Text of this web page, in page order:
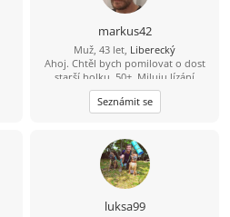
markus42
Muž, 43 let, Liberecký
Ahoj. Chtěl bych pomilovat o dost
starší holku, 50+. Miluju lízání
kundičky. Pokud mas zájem piš.
Seznámit se
luksa99